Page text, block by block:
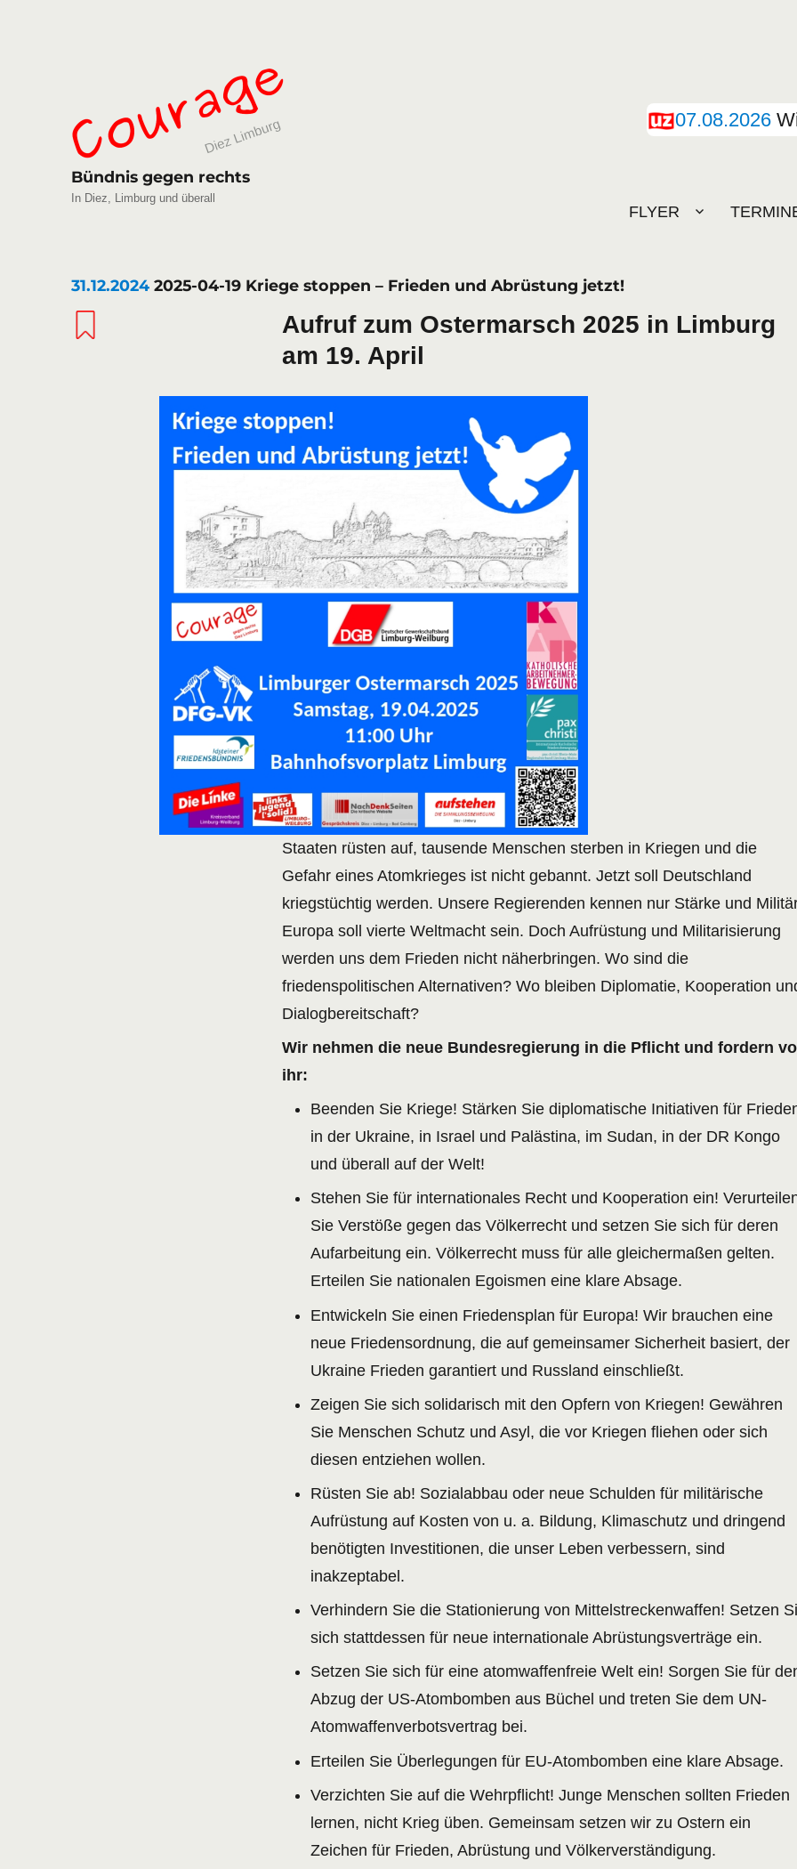
Bündnis gegen rechts
In Diez, Limburg und überall
07.08.2026
FLYER
31.12.2024 2025-04-19 Kriege stoppen – Frieden und Abrüstung jetzt!
Aufruf zum Ostermarsch 2025 in Limburg
am 19. April
Staaten rüsten auf, tausende Menschen sterben in Kriegen und die
Gefahr eines Atomkrieges ist nicht gebannt. Jetzt soll Deutschland
kriegstüchtig werden. Unsere Regierenden kennen nur Stärke und
Europa soll vierte Weltmacht sein. Doch Aufrüstung und Militarisierung
werden uns dem Frieden nicht näherbringen. Wo sind die
friedenspolitischen Alternativen? Wo bleiben Diplomatie, Kooperation
Dialogbereitschaft?
Wir nehmen die neue Bundesregierung in die Pflicht und fordern
ihr:
Beenden Sie Kriege! Stärken Sie diplomatische Initiativen für
in der Ukraine, in Israel und Palästina, im Sudan, in der DR Kongo
und überall auf der Welt!
Stehen Sie für internationales Recht und Kooperation ein!
Sie Verstöße gegen das Völkerrecht und setzen Sie sich für deren
Aufarbeitung ein. Völkerrecht muss für alle gleichermaßen gelten.
Erteilen Sie nationalen Egoismen eine klare Absage.
Entwickeln Sie einen Friedensplan für Europa! Wir brauchen eine
neue Friedensordnung, die auf gemeinsamer Sicherheit basiert, der
Ukraine Frieden garantiert und Russland einschließt.
Zeigen Sie sich solidarisch mit den Opfern von Kriegen! Gewähren
Sie Menschen Schutz und Asyl, die vor Kriegen fliehen oder sich
diesen entziehen wollen.
Rüsten Sie ab! Sozialabbau oder neue Schulden für militärische
Aufrüstung auf Kosten von u. a. Bildung, Klimaschutz und dringend
benötigten Investitionen, die unser Leben verbessern, sind
inakzeptabel.
Verhindern Sie die Stationierung von Mittelstreckenwaffen! Setzen
sich stattdessen für neue internationale Abrüstungsverträge ein.
Setzen Sie sich für eine atomwaffenfreie Welt ein! Sorgen Sie für
Abzug der US-Atombomben aus Büchel und treten Sie dem UN-
Atomwaffenverbotsvertrag bei.
Erteilen Sie Überlegungen für EU-Atombomben eine klare Absage.
Verzichten Sie auf die Wehrpflicht! Junge Menschen sollten Frieden
lernen, nicht Krieg üben. Gemeinsam setzen wir zu Ostern ein
Zeichen für Frieden, Abrüstung und Völkerverständigung.